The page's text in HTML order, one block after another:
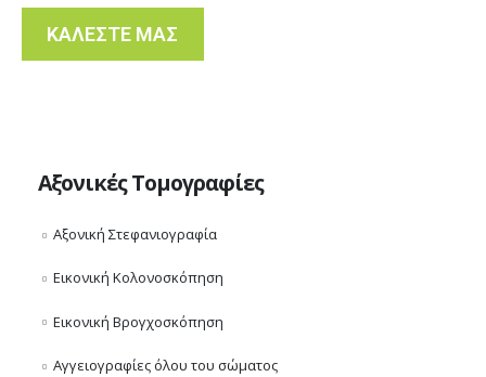
ΚΑΛΕΣΤΕ ΜΑΣ
Αξονικές Τομογραφίες
Αξονική Στεφανιογραφία
Εικονική Κολονοσκόπηση
Εικονική Βρογχοσκόπηση
Αγγειογραφίες όλου του σώματος